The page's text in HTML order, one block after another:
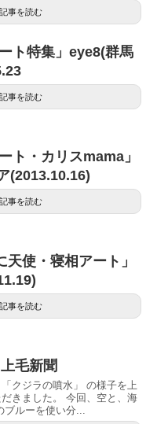
記事を読む
ト特集」eye8(群馬
記事を読む
ト・カリスmama」
(2013.10.16)
記事を読む
使・寝相アート」
記事を読む
毛新聞
クジラの噴水」 の様子を上
きました。 今回、空と、海
ブルーを使い分...